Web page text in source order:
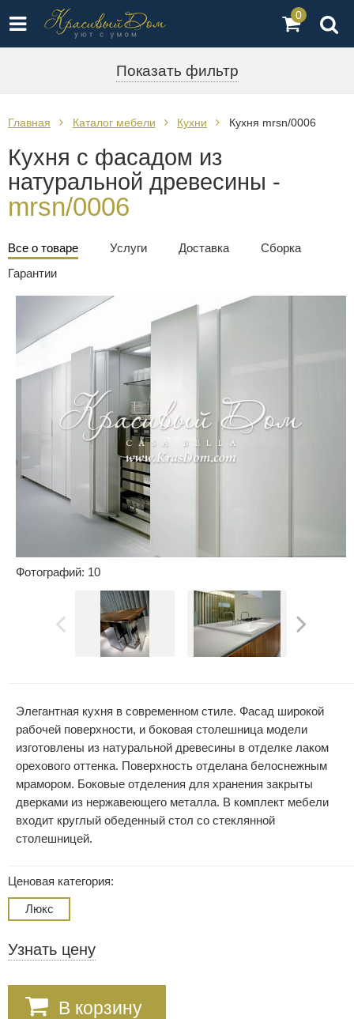
0
Показать фильтр
Главная Каталог мебели Кухни Кухня mrsn/0006
Кухня с фасадом из
натуральной древесины -
mrsn/0006
Все о товаре Услуги Доставка
Сборка
Гарантии
Фотографий: 10
Элегантная кухня в современном стиле. Фасад широкой
рабочей поверхности, и боковая столешница модели
изготовлены из натуральной древесины в отделке лаком
орехового оттенка. Поверхность отделана белоснежным
мрамором. Боковые отделения для хранения закрыты
дверками из нержавеющего металла. В комплект мебели
входит круглый обеденный стол со стеклянной
столешницей.
Ценовая категория:
Люкс
Узнать цену
В корзину